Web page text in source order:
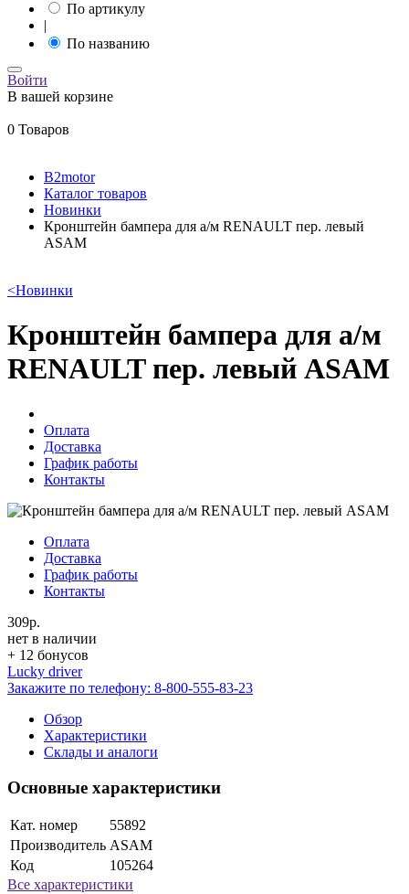
По артикулу
|
По названию
Войти
В вашей корзине
0 Товаров
B2motor
Каталог товаров
Новинки
Кронштейн бампера для а/м RENAULT пер. левый
ASAM
<Новинки
Кронштейн бампера для а/м
RENAULT пер. левый ASAM
Оплата
Доставка
График работы
Контакты
Оплата
Доставка
График работы
Контакты
309р.
нет в наличии
+ 12 бонусов
Lucky driver
Закажите по телефону: 8-800-555-83-23
Обзор
Характеристики
Склады и аналоги
Основные характеристики
Кат. номер
55892
Производитель ASAM
Код
105264
Все характеристики